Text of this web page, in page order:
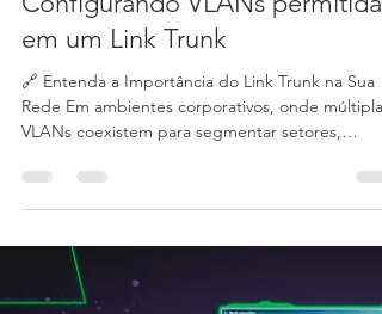
Agricio Santana
19 de fev.
4 min de leitura
Switch Cisco -
Configurando VLANs permitidas
VLANs coexistem para segmentar setores,
serviços e níveis de segurança, o link trunk
desempenha um papel essencial na comunicação